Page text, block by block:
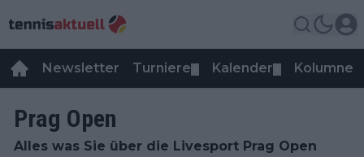
Newsletter Turniere Kalender Kolumnen
Prag Open
Alles was Sie über die Livesport Prag Open